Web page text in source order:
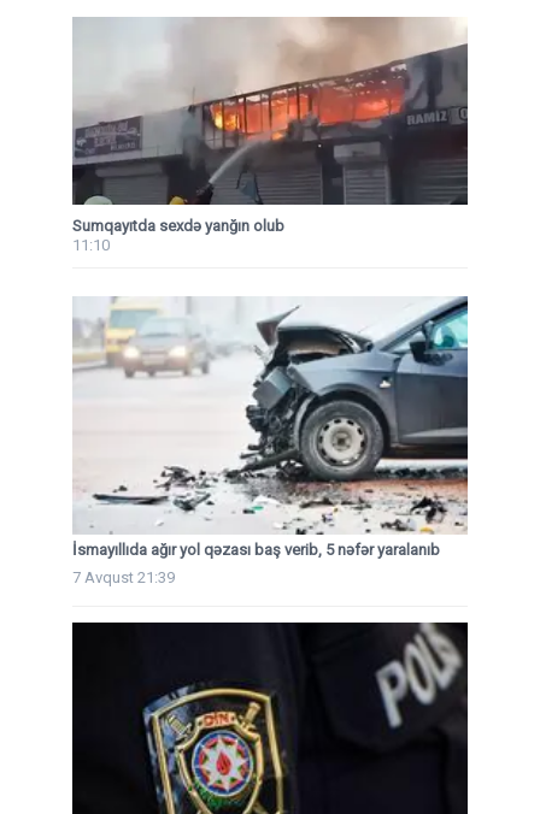
Sumqayıtda sexdə yanğın olub
11:10
İsmayıllıda ağır yol qəzası baş verib, 5 nəfər yaralanıb
7 Avqust 21:39